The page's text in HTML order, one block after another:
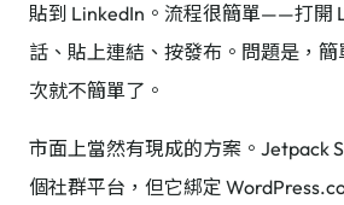
貼到 LinkedIn。流程很簡單——打開
話、貼上連結、按發布。問題是，
次就不簡單了。
市面上當然有現成的方案。Jetpack
個社群平台，但它綁定